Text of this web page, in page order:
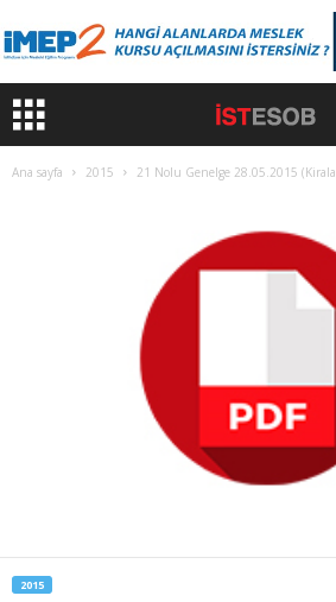
Ana sayfa 2015 21 Nolu Genelge 28.05.2015
2015